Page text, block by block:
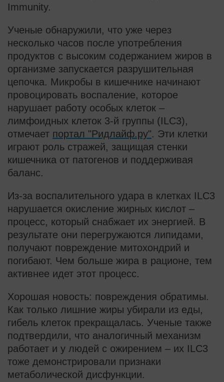
Immunity.
Ученые обнаружили, что уже через
несколько часов после употребления
продуктов с высоким содержанием жиров в
организме запускается разрушительная
цепочка. Микробы в кишечнике начинают
провоцировать воспаление, которое
нарушает работу особых клеток –
лимфоидных клеток 3-й группы (ILC3),
отмечает портал "Ридлайф.ру". Эти клетки
играют роль стражей, защищая стенки
кишечника от патогенов и поддерживая
баланс.
Из-за воспалительного удара в клетках ILC3
нарушается окисление жирных кислот –
процесс, который снабжает их энергией. В
результате они перегружаются липидами,
получают повреждение митохондрий и
погибают. Чем больше жира в рационе, тем
активнее идет этот процесс.
Хорошая новость: повреждения обратимы.
Как только лишние жиры убирали из еды,
гибель клеток прекращалась. Ученые также
подтвердили, что аналогичный механизм
работает и у людей с ожирением – их ILC3
тоже демонстрировали признаки
метаболической дисфункции.